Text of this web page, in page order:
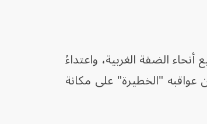
الضفة الغربية، واعتداءً
"الخطيرة" على مكانة